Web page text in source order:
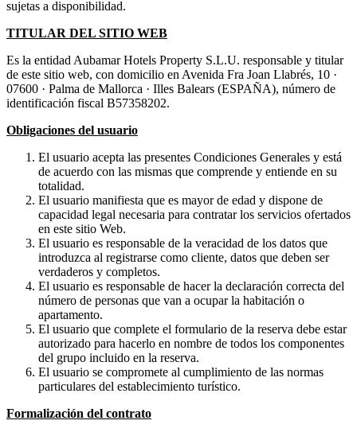
sujetas a disponibilidad.
TITULAR DEL SITIO WEB
Es la entidad Aubamar Hotels Property S.L.U. ​responsable y titular
de este sitio web, con domicilio en Avenida Fra Joan Llabrés, 10 ·
07600 · Palma de Mallorca · Illes Balears (ESPAÑA), número de
identificación fiscal B57358202.
Obligaciones del usuario
El usuario acepta las presentes Condiciones Generales y está
de acuerdo con las mismas que comprende y entiende en su
totalidad.
El usuario manifiesta que es mayor de edad y dispone de
capacidad legal necesaria para contratar los servicios ofertados
en este sitio Web.
El usuario es responsable de la veracidad de los datos que
introduzca al registrarse como cliente, datos que deben ser
verdaderos y completos.
El usuario es responsable de hacer la declaración correcta del
número de personas que van a ocupar la habitación o
apartamento.
El usuario que complete el formulario de la reserva debe estar
autorizado para hacerlo en nombre de todos los componentes
del grupo incluido en la reserva.
El usuario se compromete al cumplimiento de las normas
particulares del establecimiento turístico.
Formalización del contrato